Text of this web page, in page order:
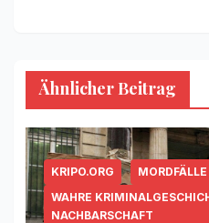
Ähnlicher Beitrag
KRIPO.ORG MORDFÄLLE
WAHRE
NACHBARSCHAFT